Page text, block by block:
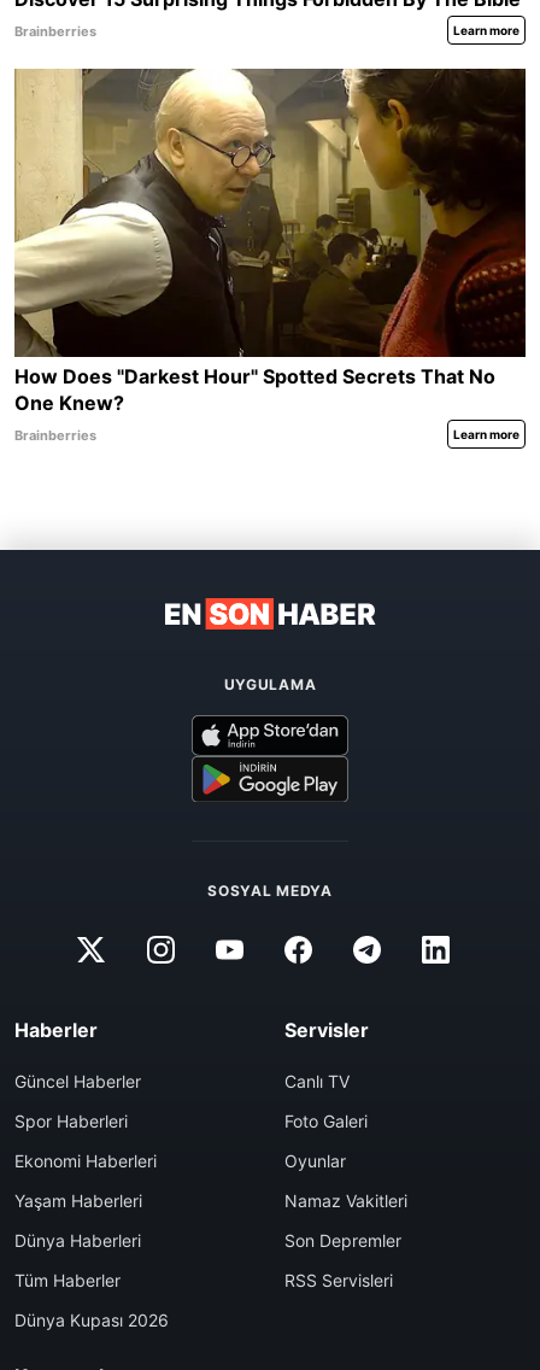
UYGULAMA
SOSYAL MEDYA
Haberler
Güncel Haberler
Spor Haberleri
Ekonomi Haberleri
Yaşam Haberleri
Dünya Haberleri
Tüm Haberler
Dünya Kupası 2026
Servisler
Canlı TV
Foto Galeri
Oyunlar
Namaz Vakitleri
Son Depremler
RSS Servisleri